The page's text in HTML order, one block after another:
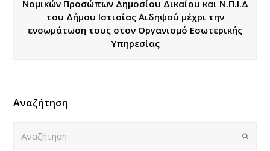
Νομικών Προσώπων Δημοσίου Δικαίου και Ν.Π.Ι.Δ
του Δήμου Ιστιαίας Αιδηψού μέχρι την
ενσωμάτωση τους στον Οργανισμό Εσωτερικής
Υπηρεσίας
Αναζήτηση
Submit